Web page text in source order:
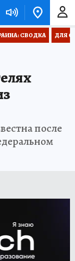
СВОДКА ДЛЯ
после